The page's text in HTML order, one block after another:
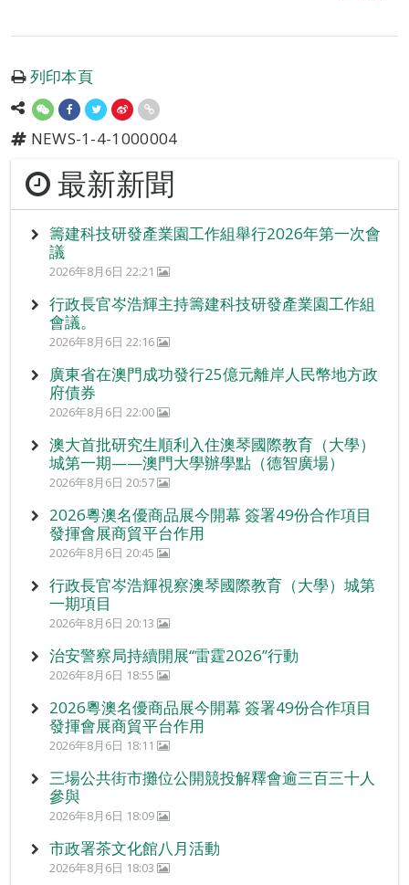
列印本頁
NEWS-1-4-1000004
最新新聞
籌建科技研發產業園工作組舉行2026年第一次會
議
2026年8月6日 22:21
行政長官岑浩輝主持籌建科技研發產業園工作組
會議。
2026年8月6日 22:16
廣東省在澳門成功發行25億元離岸人民幣地方政
府債券
2026年8月6日 22:00
澳大首批研究生順利入住澳琴國際教育（大學）
城第一期——澳門大學辦學點（德智廣場）
2026年8月6日 20:57
2026粵澳名優商品展今開幕 簽署49份合作項目
發揮會展商貿平台作用
2026年8月6日 20:45
行政長官岑浩輝視察澳琴國際教育（大學）城第
一期項目
2026年8月6日 20:13
治安警察局持續開展“雷霆2026”行動
2026年8月6日 18:55
2026粵澳名優商品展今開幕 簽署49份合作項目
發揮會展商貿平台作用
2026年8月6日 18:11
三場公共街市攤位公開競投解釋會逾三百三十人
參與
2026年8月6日 18:09
市政署茶文化館八月活動
2026年8月6日 18:03